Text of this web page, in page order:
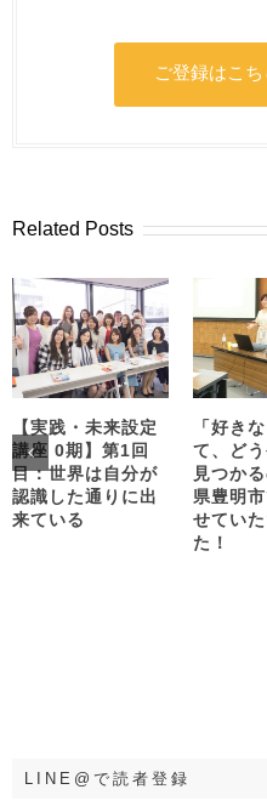
ご登録はこち
Related Posts
【実践・未来設定
講座 0期】第1回
目：世界は自分が
認識した通りに出
来ている
「好き
て、ど
見つか
県豊明
せてい
た！
LINE@で読者登録